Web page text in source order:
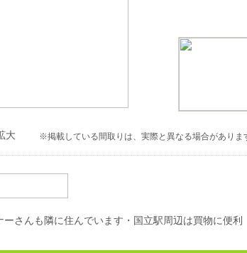
※掲載している間取りは、実際と異なる場合がありま
ーさんも隣に住んでいます・国立駅周辺は買物に便利